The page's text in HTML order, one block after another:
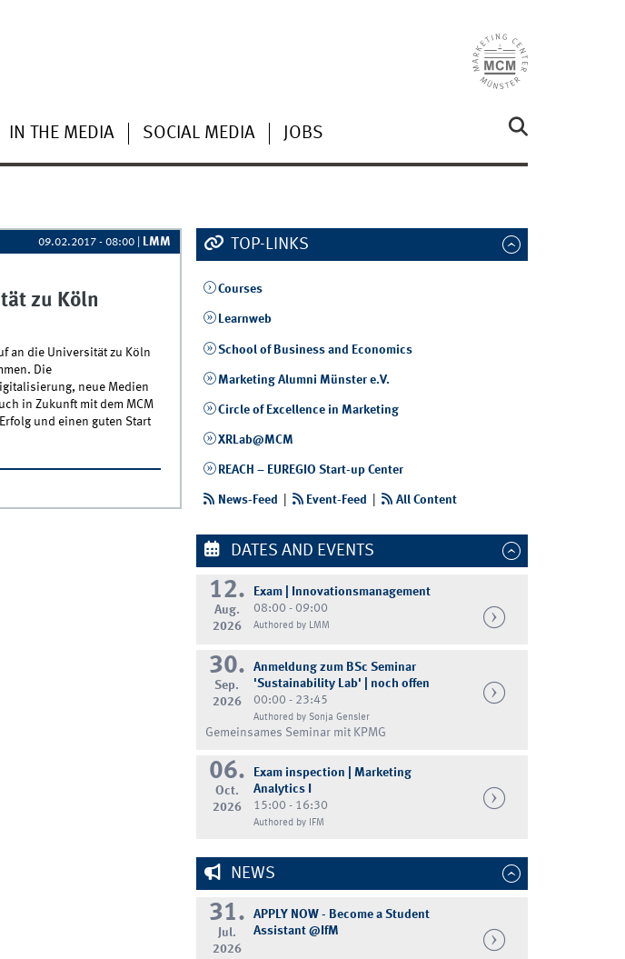
IN THE MEDIA SOCIAL MEDIA JOBS
09.02.2017 - 08:00 LMM
zu Köln
an die Universität zu Köln
Die
neue Medien
in Zukunft mit dem MCM
und einen guten Start
TOP-LINKS
Courses
Learnweb
School of Business and Economics
Marketing Alumni Münster e.V.
Circle of Excellence in Marketing
XRLab@MCM
REACH – EUREGIO Start-up Center
News-Feed Event-Feed | All Content
DATES AND EVENTS
12.
Aug.
2026
Exam | Innovationsmanagement
08:00 - 09:00
Authored by LMM
30.
Sep.
2026
Anmeldung zum BSc Seminar
'Sustainability Lab' | noch offen
00:00 - 23:45
Authored by Sonja Gensler
Gemeinsames Seminar mit KPMG
06.
Oct.
2026
Exam inspection | Marketing
Analytics I
15:00 - 16:30
Authored by IFM
NEWS
31.
Jul.
2026
APPLY NOW - Become a Student
Assistant @IfM